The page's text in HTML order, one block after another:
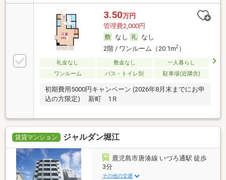
3.50万円
管理費2,000円
なし
なし
2階 / ワンルーム（20.1m2）
礼金なし 敷金なし
一人暮らし
ワンルーム
バス・トイレ別 駐車場(近隣含)
初期費用5000円キャンペーン (2026年8月末までにお申
込の方限定) 新町 1Ｒ
賃貸マンション ジャルダン堀江
鹿児島市唐湊線 いづろ通駅 徒歩
3分
その他の交通